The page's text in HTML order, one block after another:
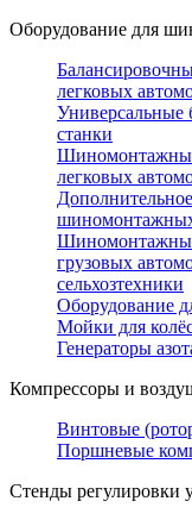
Оборудование для
легковых
Универсальные
станки
легковых
грузовых
сельхозтехники
Оборудование
Мойки для
Генераторы
Компрессоры и
Винтовые
Поршневые
Стенды регулировки